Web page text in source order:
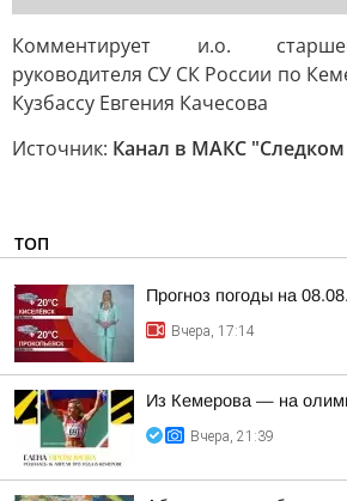
Комментирует и.о.
руководителя СУ СК России по
Кузбассу Евгения Качесова
Источник: Канал в МАКС "Следком
ТОП
Прогноз погоды на
Вчера, 17:14
Из Кемерова — на
Вчера, 21:39